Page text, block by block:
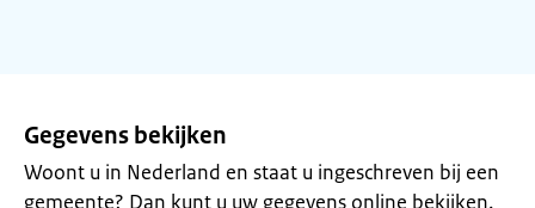
Gegevens bekijken
Woont u in Nederland en staat u ingeschreven bij een
gemeente? Dan kunt u uw gegevens online bekijken.